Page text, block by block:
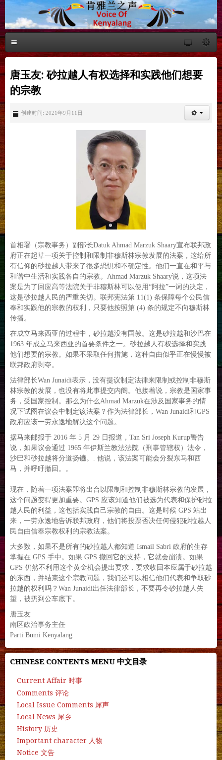
唐玉友: 砂拉越人有权选择和实践他们想要
的宗教
创建时间: 2021年9月11日
首相署（宗教事务）副部长Datuk Ahmad Marzuk Shaary宣布联邦政
府正在起草一项关于控制和限制非穆斯林宗教发展的法案，这给所
有信仰的砂拉越人带来了很多恐惧和不确定性。他们一直在和平与
和谐中生活和实践各自的宗教。Ahmad Marzuk Shaary说，这项法
案是为了回应高等法院关于非穆斯林可以使用“阿拉”一词的决定，
这是砂拉越人民的严重关切。联邦宪法第 11(1) 条保障每个公民信
奉和实践他的宗教的权利，只要他按照第 (4) 条的规定不向穆斯林
传播。
在成立马来西亚的过程中，砂拉越没有国教。这是砂拉越和沙巴在
1963 年成立马来西亚的首要条件之一。砂拉越人有权选择和实践
他们想要的宗教。如果不采取任何措施，这种自由似乎正在慢慢被
联邦政府剥夺。
法律部长Wan Junaidi表示，没有提议制定法律来限制或控制非穆斯
林宗教的发展，也没有将此事提交内阁。他接着说，宗教是国家事
务，受国家控制。那么为什么Ahmad Marzuk在涉及国家事务的情
况下试图在议会中制定该法案？作为法律部长，Wan Junaidi和GPS
政府应该一劳永逸地解决这个问题。
据马来邮报于 2016 年 5 月 29 日报道，Tan Sri Joseph Kurup警告
说，如果议会通过 1965 年伊斯兰教法法院（刑事管辖权）法令，
沙巴和砂拉越将分道扬镳。. 他说，该法案可能会分裂东马和西
马，并呼吁撤回。。
现在，随着一项法案即将出台以限制和控制非穆斯林宗教的发展，
这个问题变得更加重要。GPS 应该知道他们被选为代表和保护砂拉
越人民的利益，这包括实践自己宗教的自由。这是时候 GPS 站出
来，一劳永逸地告诉联邦政府，他们将投票否决任何侵犯砂拉越人
民自由信奉宗教权利的宗教法案。
大多数，如果不是所有的砂拉越人都知道 Ismail Sabri 政府的生存
掌握在 GPS 手中。如果 GPS 撤回它的支持，它就会崩溃。如果
GPS 仍然不利用这个黄金机会提出要求，要求收回本应属于砂拉越
的东西，并结束这个宗教问题，我们还可以相信他们代表和争取砂
拉越的权利吗？Wan Junaidi出任法律部长，不要再令砂拉越人失
望，被扔到公车底下。
唐玉友
南区政治事务主任
Parti Bumi Kenyalang
CHINESE CONTENTS MENU 中文目录
Current Affair 时事
Comments 评论
Local Issue Comments 犀声
Local News 犀乡
History 历史
Important character 人物
Notice 文告